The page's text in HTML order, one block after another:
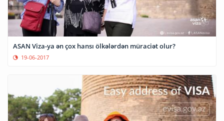
ASAN Viza-ya ən çox hansı ölkələrdən müraciət olur?
19-06-2017